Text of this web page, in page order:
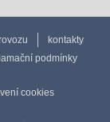
kontakty
podmínky
cookies